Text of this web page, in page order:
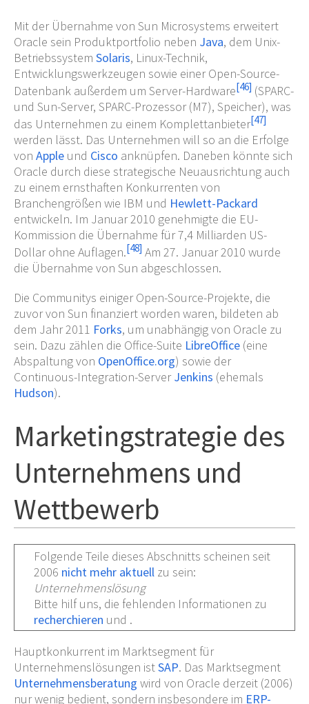
Mit der Übernahme von Sun Microsystems erweitert
Oracle sein Produktportfolio neben Java, dem Unix-
Betriebssystem Solaris, Linux-Technik,
Entwicklungswerkzeugen sowie einer Open-Source-
Datenbank außerdem um Server-Hardware[46] (SPARC-
und Sun-Server, SPARC-Prozessor (M7), Speicher), was
das Unternehmen zu einem Komplettanbieter[47]
werden lässt. Das Unternehmen will so an die Erfolge
von Apple und Cisco anknüpfen. Daneben könnte sich
Oracle durch diese strategische Neuausrichtung auch
zu einem ernsthaften Konkurrenten von
Branchengrößen wie IBM und Hewlett-Packard
entwickeln. Im Januar 2010 genehmigte die EU-
Kommission die Übernahme für 7,4 Milliarden US-
Dollar ohne Auflagen.[48] Am 27. Januar 2010 wurde
die Übernahme von Sun abgeschlossen.
Die Communitys einiger Open-Source-Projekte, die
zuvor von Sun finanziert worden waren, bildeten ab
dem Jahr 2011 Forks, um unabhängig von Oracle zu
sein. Dazu zählen die Office-Suite LibreOffice (eine
Abspaltung von OpenOffice.org) sowie der
Continuous-Integration-ServerJenkins (ehemals
Hudson).
Marketingstrategie des
Unternehmens und
Wettbewerb
Folgende Teile dieses Abschnitts scheinen seit
2006 nicht mehr aktuellzu sein:
Unternehmenslösung
Bitte hilf uns, die fehlenden Informationen zu
recherchieren und .
Hauptkonkurrent im Marktsegment für
Unternehmenslösungen istSAP. Das Marktsegment
Unternehmensberatung wird von Oracle derzeit (2006)
nur wenig bedient, sondern insbesondere im ERP-